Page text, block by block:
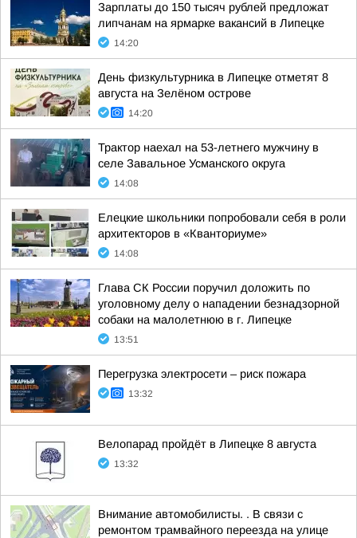
Зарплаты до 150 тысяч рублей предложат
липчанам на ярмарке вакансий в Липецке
14:20
День физкультурника в Липецке отметят 8
августа на Зелёном острове
14:20
Трактор наехал на 53-летнего мужчину в
селе Завальное Усманского округа
14:08
Елецкие школьники попробовали себя в роли
архитекторов в «Кванториуме»
14:08
Глава СК России поручил доложить по
уголовному делу о нападении безнадзорной
собаки на малолетнюю в г. Липецке
13:51
Перегрузка электросети – риск пожара
13:32
Велопарад пройдёт в Липецке 8 августа
13:32
Внимание автомобилисты. . В связи с
ремонтом трамвайного переезда на улице